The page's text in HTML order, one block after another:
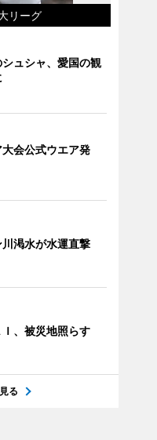
リーグ
ュシャ、愛国の観
大会公式ウエア発
川渇水が水運直撃
、被災地照らす
る